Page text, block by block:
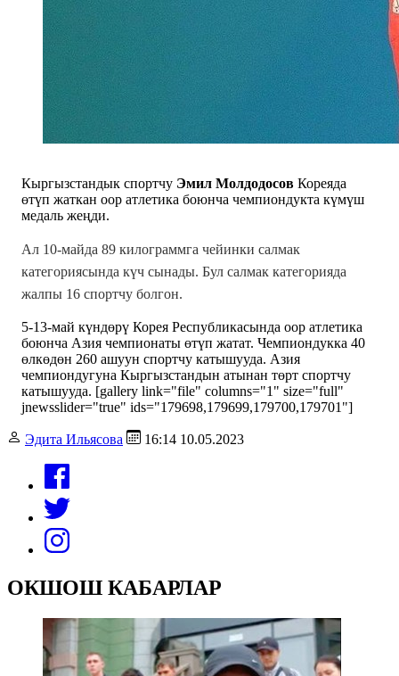
Кыргызстандык спортчу Эмил Молдодосов Кореяда
өтүп жаткан оор атлетика боюнча чемпиондукта күмүш
медаль жеңди.
Ал 10-майда 89 килограммга чейинки салмак
категориясында күч сынады. Бул салмак категорияда
жалпы 16 спортчу болгон.
5-13-май күндөрү Корея Республикасында оор атлетика
боюнча Азия чемпионаты өтүп жатат. Чемпиондукка 40
өлкөдөн 260 ашуун спортчу катышууда. Азия
чемпиондугуна Кыргызстандын атынан төрт спортчу
катышууда. [gallery link="file" columns="1" size="full"
jnewsslider="true" ids="179698,179699,179700,179701"]
Эдита Ильясова 16:14 10.05.2023
ОКШОШ КАБАРЛАР